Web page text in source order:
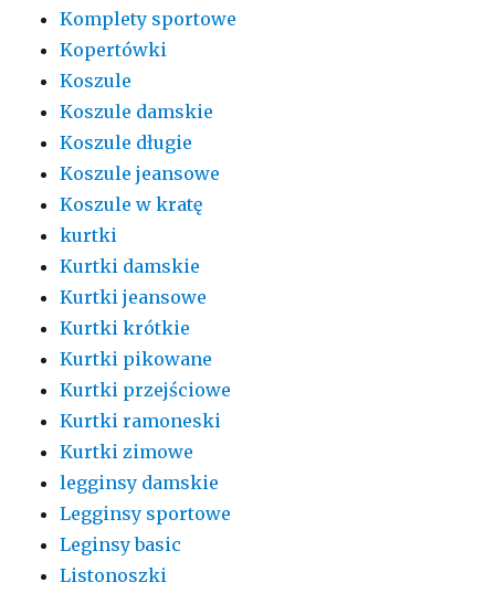
Komplety sportowe
Kopertówki
Koszule
Koszule damskie
Koszule długie
Koszule jeansowe
Koszule w kratę
kurtki
Kurtki damskie
Kurtki jeansowe
Kurtki krótkie
Kurtki pikowane
Kurtki przejściowe
Kurtki ramoneski
Kurtki zimowe
legginsy damskie
Legginsy sportowe
Leginsy basic
Listonoszki